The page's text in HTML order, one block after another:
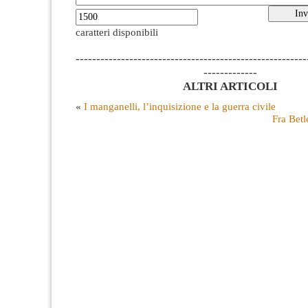
caratteri disponibili
-------------
ALTRI ARTICOLI
« I manganelli, l’inquisizione e la guerra civile
Fra